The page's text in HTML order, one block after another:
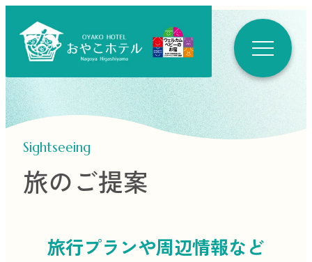
Sightseeing
旅のご提案
旅行プランや周辺情報など